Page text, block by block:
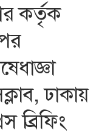
কর্তৃক
ঢাকায়
ব্রিফিং